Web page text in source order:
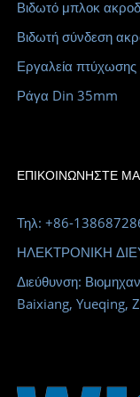
Βιδωτό μπλοκ
Βιδωτή σύνδεση
Εργαλεία πτύχωσης
Ράγα Din 35mm
ΕΠΙΚΟΙΝΩΝΉΣΤΕ
Τηλ: +86-
ΗΛΕΚΤΡΟΝΙΚΗ
Διεύθυνση:
Baixiang, Yueqing,